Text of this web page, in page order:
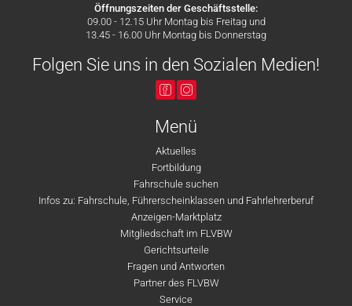
Öffnungszeiten der Geschäftsstelle:
09.00 - 12.15 Uhr Montag bis Freitag und
13.45 - 16.00 Uhr Montag bis Donnerstag
Folgen Sie uns in den Sozialen Medien!
Menü
Aktuelles
Fortbildung
Fahrschule suchen
Infos zu: Fahrschule, Führerscheinklassen und Fahrlehrerberuf
Anzeigen-Marktplatz
Mitgliedschaft im FLVBW
Gerichtsurteile
Fragen und Antworten
Partner des FLVBW
Service